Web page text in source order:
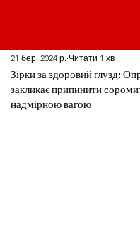
Зірки за здоровий глузд:
закликає припинити
надмірною вагою
21 бер. 2024 р. Читати 1 хв